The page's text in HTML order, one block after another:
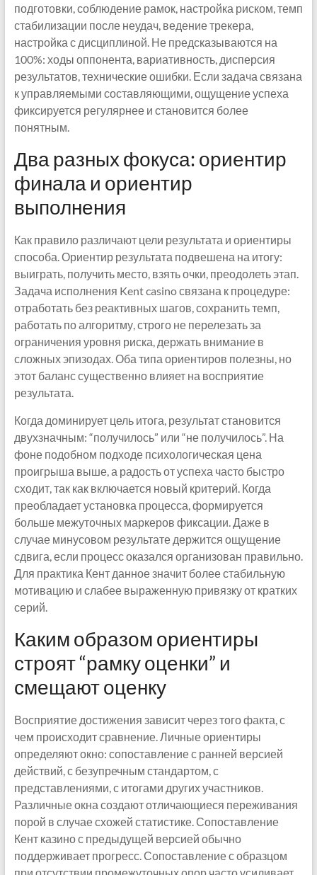
подготовки, соблюдение рамок, настройка риском, темп
стабилизации после неудач, ведение трекера,
настройка с дисциплиной. Не предсказываются на
100%: ходы оппонента, вариативность, дисперсия
результатов, технические ошибки. Если задача связана
к управляемыми составляющими, ощущение успеха
фиксируется регулярнее и становится более
понятным.
Два разных фокуса: ориентир
финала и ориентир
выполнения
Как правило различают цели результата и ориентиры
способа. Ориентир результата подвешена на итогу:
выиграть, получить место, взять очки, преодолеть этап.
Задача исполнения Kent casino связана к процедуре:
отработать без реактивных шагов, сохранить темп,
работать по алгоритму, строго не перелезать за
ограничения уровня риска, держать внимание в
сложных эпизодах. Оба типа ориентиров полезны, но
этот баланс существенно влияет на восприятие
результата.
Когда доминирует цель итога, результат становится
двухзначным: “получилось” или “не получилось”. На
фоне подобном подходе психологическая цена
проигрыша выше, а радость от успеха часто быстро
сходит, так как включается новый критерий. Когда
преобладает установка процесса, формируется
больше межуточных маркеров фиксации. Даже в
случае минусовом результате держится ощущение
сдвига, если процесс оказался организован правильно.
Для практика Кент данное значит более стабильную
мотивацию и слабее выраженную привязку от кратких
серий.
Каким образом ориентиры
строят “рамку оценки” и
смещают оценку
Восприятие достижения зависит через того факта, с
чем происходит сравнение. Личные ориентиры
определяют окно: сопоставление с ранней версией
действий, с безупречным стандартом, с
представлениями, с итогами других участников.
Различные окна создают отличающиеся переживания
порой в случае схожей статистике. Сопоставление
Кент казино с предыдущей версией обычно
поддерживает прогресс. Сопоставление с образцом